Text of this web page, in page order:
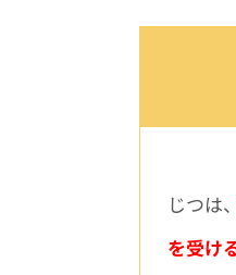
じつは、
を受け